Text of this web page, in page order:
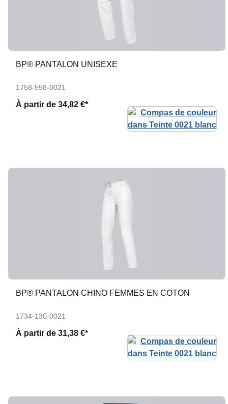
BP® PANTALON UNISEXE
1758-558-0021
À partir de 34,82 €*
BP® PANTALON CHINO FEMMES EN COTON
1734-130-0021
À partir de 31,38 €*